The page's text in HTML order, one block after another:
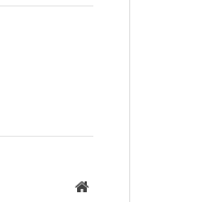
Website